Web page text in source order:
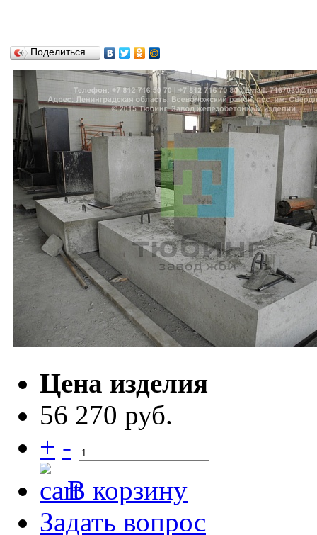
Поделиться…
Цена изделия
56 270 руб.
+ -
В корзину
Задать вопрос